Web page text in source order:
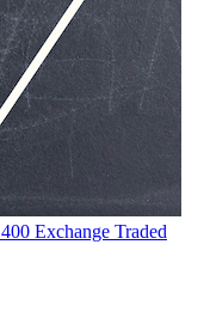
Exchange Traded